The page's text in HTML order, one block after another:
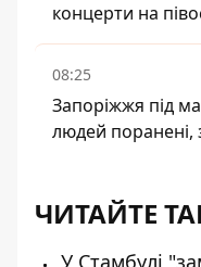
концерти на
08:25
Запоріжжя під
людей поранені,
ЧИТАЙТЕ
У Стамбулі